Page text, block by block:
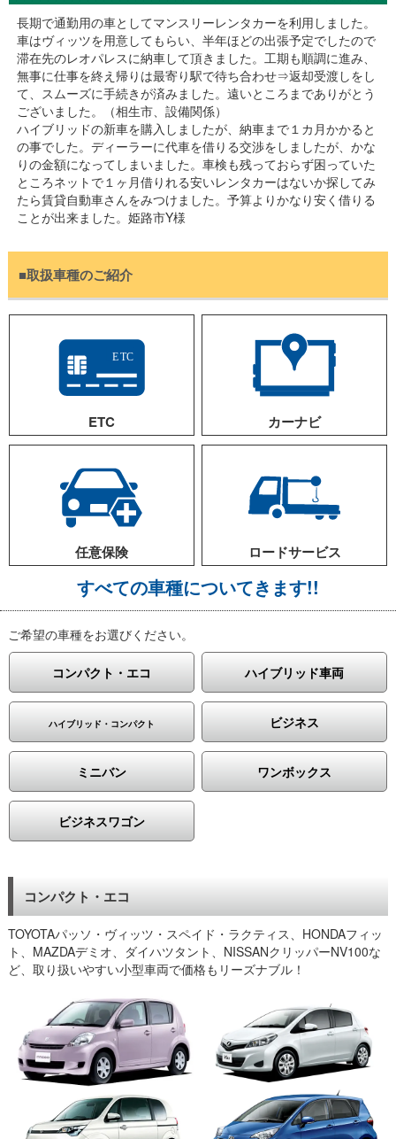
長期で通勤用の車としてマンスリーレンタカーを利用しました。
車はヴィッツを用意してもらい、半年ほどの出張予定でしたので
滞在先のレオパレスに納車して頂きました。工期も順調に進み、
無事に仕事を終え帰りは最寄り駅で待ち合わせ⇒返却受渡しをし
て、スムーズに手続きが済みました。遠いところまでありがとう
ございました。（相生市、設備関係）
ハイブリッドの新車を購入しましたが、納車まで１カ月かかると
の事でした。ディーラーに代車を借りる交渉をしましたが、かな
りの金額になってしまいました。車検も残っておらず困っていた
ところネットで１ヶ月借りれる安いレンタカーはないか探してみ
たら賃貸自動車さんをみつけました。予算よりかなり安く借りる
ことが出来ました。姫路市Y様
レンタカーで検索したらすぐに出てきたので、お借りしました。
車も綺麗で 子供と3人便利に使わせて頂いてます
また帰省する際はお願いしようと思っていますので宜しくお願い
します。姫路市W様
でこちらでお願いしました。2か月１BOXお借りしましたが快適
に使う事ができました。意外ときれいな車だったでうれしかった
です。またお願いします。佐用町W様
営業車が故障したため、借りたのですが、結局廃車になってしま
ったので都合3か月お借りしております。バンタイプの車を借り
ているのですが、ETCがついているのが良いです。ナビは使った
り使わたなかったりです。忙しい時期になったら岡山の方でも1
台借りるつもりでいます。またご連絡します。姫路市H様
短期の出張が入ったので借りました。出張がどれぐらいの期間に
なるのか分からなかったのですが、1か月ごとの更新も可能との
ことでしたので助かりました。結局長い間借りましたが、大手の
に抑えられたので助かりました。姫路市K様
営業車が故障したので電話したのですが、対応が早くて助かりま
した。ちょうど忙しい時期だったのでなかなか車を取りにいけな
くて困っていたのですが、車を持ってきもらえるとのことでした
るリース車両も変更しようか検討致します。どうぞよろしくお願
車検に行ってみたら故障が見つかってしまい、車検が長くなった
ので3週間借りました。料金もかなり安く、対応も早かったので
良かったです。会社で使っている車なので壊れてしまうと仕事に
ならないので何とか助かりました。姫路市M様
レンタカーをほとんど利用したことがないので、いろいろと質問
してしまったのですが、細かく答えてもらえたのが良かったで
す。スタッドレスタイヤも対応可能との事だったのでそれも助か
りました。姫路市K様
遠いところまで車を持ってきてもらえたので助かりました。半年
近く使うことになりましたが、特に不便なこともありませんでし
長期間の利用で考えていたので、何社か見積もりを取ったのです
がこちらが一番安かったです。保険料金も複雑でなく簡単なシス
テムだったのも良かったです。普段なかなか使う事がないのでレ
ンタカーのシステムが分からなかったのですが、簡単に借りられ
るのには少し驚きました。姫路駅まで持ってきてもらえるのも良
かったです。姫路市M様
禁煙車でお願いしたのですが、すべて禁煙でお貸出ししていると
のことでしたので安心しました。中古車なので若干心配していた
のですが、特段問題なく借りられました。おかげさまで営業もう
まくいきました。ありがとうございました。姫路市K様
新しく会社を設立したばかりなので、なるべく経費を抑えたいと
思いこちらでお願いしました。最初は購入も考えたのですが、ど
れぐらい車を使うのか現段階ではなかなかわからない部分もある
のでひとまずレンタカーという形にしました。営業車で使ってい
■取扱車種のご紹介
ETC カーナビ
任意保険 ロードサービス
すべての車種についてきます!!
ご希望の車種をお選びください。
コンパクト・エコ ハイブリッド車両
ハイブリッド・コンパクト ビジネス
ミニバン ワンボックス
ビジネスワゴン
コンパクト・エコ
TOYOTAパッソ・ヴィッツ・スペイド・ラクティス、HONDAフィッ
ト、MAZDAデミオ、ダイハツタント、NISSANクリッパーNV100な
ど、取り扱いやすい小型車両で価格もリーズナブル！